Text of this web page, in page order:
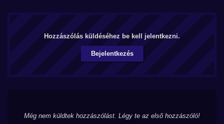
Hozzászólás küldéséhez be kell jelentkezni.
Bejelentkezés
Még nem küldtek hozzászólást. Légy te az első hozzászóló!